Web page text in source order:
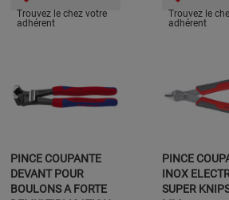
Trouvez le chez votre
adhérent
Trouvez le
adhérent
PINCE COUPANTE
DEVANT POUR
BOULONS A FORTE
PINCE
INOX
SUPER